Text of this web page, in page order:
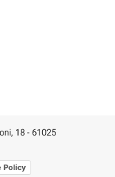
18 - 61025
Policy